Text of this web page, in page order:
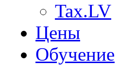
Tax.LV
Цены
Обучение